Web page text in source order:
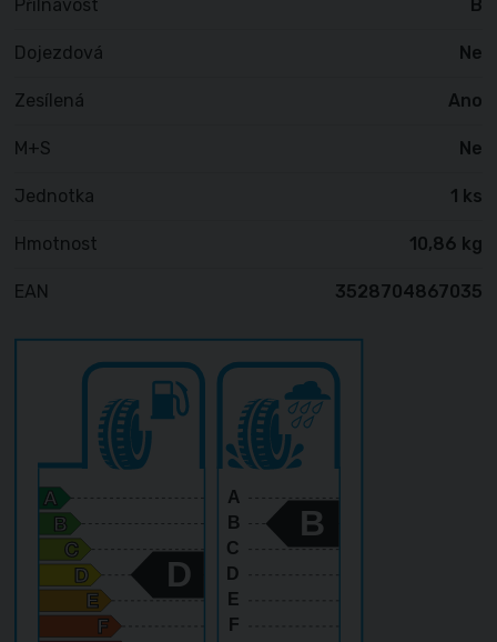
Přilnavost B
Dojezdová Ne
Zesílená Ano
M+S Ne
Jednotka 1 ks
Hmotnost 10,86 kg
EAN 3528704867035
A
B
C
D
E
F
D
B